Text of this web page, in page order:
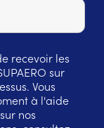
recevoir les
sur
Vous
à l'aide
nos